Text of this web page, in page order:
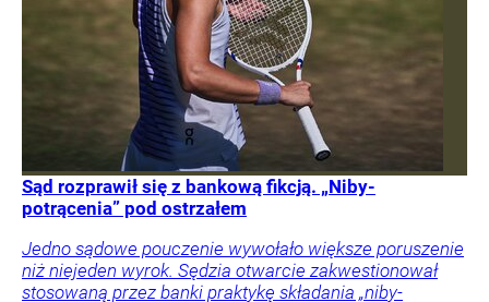
Sąd rozprawił się z bankową fikcją. „Niby-
potrącenia” pod ostrzałem
Jedno sądowe pouczenie wywołało większe poruszenie
niż niejeden wyrok. Sędzia otwarcie zakwestionował
stosowaną przez banki praktykę składania „niby-